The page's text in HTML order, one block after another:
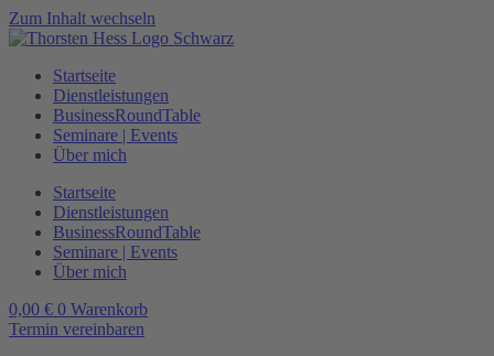
Zum Inhalt wechseln
Startseite
Dienstleistungen
BusinessRoundTable
Seminare | Events
Über mich
Startseite
Dienstleistungen
BusinessRoundTable
Seminare | Events
Über mich
0,00 € 0 Warenkorb
Termin vereinbaren